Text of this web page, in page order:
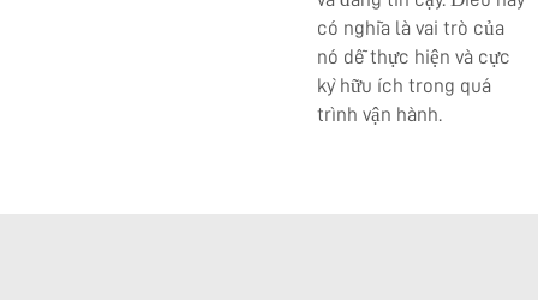
có nghĩa là vai trò của
nó dễ thực hiện và cực
kỳ hữu ích trong quá
trình vận hành.